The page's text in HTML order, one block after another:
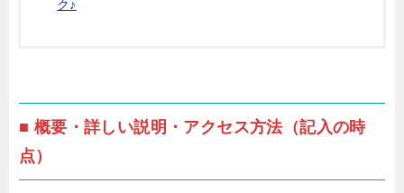
ク♪
■ 概要・詳しい説明・アクセス方法（記入の時
点）